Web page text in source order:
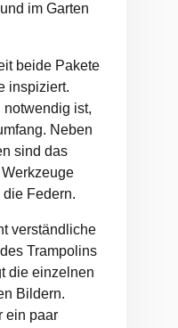
im Garten
beide Pakete
inspiziert.
notwendig ist,
Neben
sind das
Federn.
verständliche
Trampolins
die einzelnen
Bildern.
ein paar